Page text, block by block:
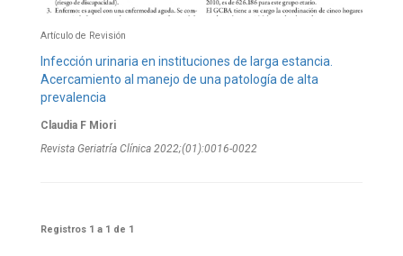
Artículo de Revisión
Infección urinaria en instituciones de larga estancia.
Acercamiento al manejo de una patología de alta
prevalencia
Claudia F Miori
Revista Geriatría Clí­nica 2022;(01):0016-0022
Registros 1 a 1 de 1